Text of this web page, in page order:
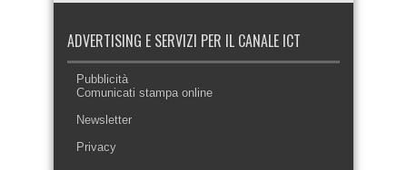
ADVERTISING E SERVIZI PER IL CANALE ICT
Pubblicità
Comunicati stampa online
Newsletter
Privacy